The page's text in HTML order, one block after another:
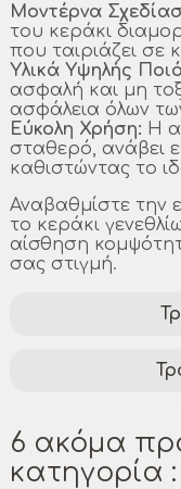
Μοντέρνα
του κεράκι
που ταιριάζει σε
Υλικά Υψηλής
ασφαλή και μη
ασφάλεια όλων
Εύκολη Χρήση: Η
σταθερό, ανάβει
καθιστώντας το
Αναβαθμίστε την
το κεράκι
αίσθηση
σας στιγμή.
6 ακόμα
κατηγορία :